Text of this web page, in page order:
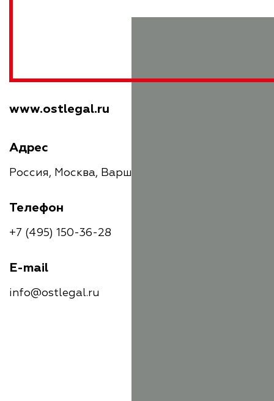
www.ostlegal.ru
Адрес
Россия, Москва, Варшавское шоссе, 1с2
Телефон
+7 (495) 150-36-28
E-mail
info@ostlegal.ru